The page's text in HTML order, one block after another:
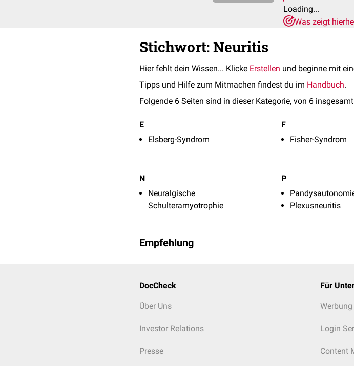
Loading...
Was zeigt
Stichwort: Neuritis
Hier fehlt dein Wissen... Klicke Erstellen und beginne mit
Tipps und Hilfe zum Mitmachen findest du im Handbuch.
Folgende 6 Seiten sind in dieser Kategorie, von 6
E
Elsberg-Syndrom
F
Fisher-Syndrom
N
Neuralgische
Schulteramyotrophie
P
Plexusneuritis
Empfehlung
DocCheck
Über Uns
Investor Relations
Presse
Für
Werbung
Login
Content